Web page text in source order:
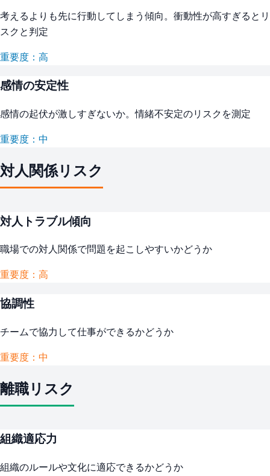
考えるよりも先に行動してしまう傾向。衝動性が高すぎるとリ
スクと判定
重要度：高
感情の安定性
感情の起伏が激しすぎないか。情緒不安定のリスクを測定
重要度：中
対人関係リスク
対人トラブル傾向
職場での対人関係で問題を起こしやすいかどうか
重要度：高
協調性
チームで協力して仕事ができるかどうか
重要度：中
離職リスク
組織適応力
組織のルールや文化に適応できるかどうか